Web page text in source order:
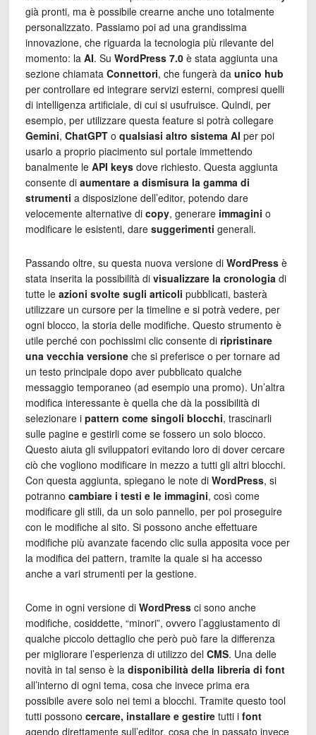
già pronti, ma è possibile crearne anche uno totalmente
personalizzato. Passiamo poi ad una grandissima
innovazione, che riguarda la tecnologia più rilevante del
momento: la AI. Su WordPress 7.0è stata aggiunta una
sezione chiamata Connettori, che fungerà da unico hub
per controllare ed integrare servizi esterni, compresi quelli
di intelligenza artificiale, di cui si usufruisce. Quindi, per
esempio, per utilizzare questa feature si potrà collegare
Gemini, ChatGPTo qualsiasi altro sistema AI per poi
usarlo a proprio piacimento sul portale immettendo
banalmente le API keysdove richiesto. Questa aggiunta
consente di aumentare a dismisura la gamma di
strumenti a disposizione dell’editor, potendo dare
velocemente alternative di copy, generare immagini o
modificare le esistenti, dare suggerimenti generali.
Passando oltre, su questa nuova versione di WordPressè
stata inserita la possibilità di visualizzare la cronologia di
tutte le azioni svolte sugli articoli pubblicati, basterà
utilizzare un cursore per la timeline e si potrà vedere, per
ogni blocco, la storia delle modifiche. Questo strumento è
utile perché con pochissimi clic consente di ripristinare
una vecchia versioneche si preferisce o per tornare ad
un testo principale dopo aver pubblicato qualche
messaggio temporaneo (ad esempio una promo). Un’altra
modifica interessante è quella che dà la possibilità di
selezionare i pattern come singoli blocchi, trascinarli
sulle pagine e gestirli come se fossero un solo blocco.
Questo aiuta gli sviluppatori evitando loro di dover cercare
ciò che vogliono modificare in mezzo a tutti gli altri blocchi.
Con questa aggiunta, spiegano le note di WordPress, si
potranno cambiare i testi e le immagini, così come
modificare gli stili, da un solo pannello, per poi proseguire
con le modifiche al sito. Si possono anche effettuare
modifiche più avanzate facendo clic sulla apposita voce per
la modifica dei pattern, tramite la quale si ha accesso
anche a vari strumenti per la gestione.
Come in ogni versione di WordPressci sono anche
modifiche, cosiddette, “minori”, ovvero l’aggiustamento di
qualche piccolo dettaglio che però può fare la differenza
per migliorare l’esperienza di utilizzo del CMS. Una delle
novità in tal senso è la disponibilità della libreria di font
all’interno di ogni tema, cosa che invece prima era
possibile avere solo nei temi a blocchi. Tramite questo tool
tutti possono cercare, installare e gestiretutti i font
agendo direttamente sull’editor, cosa che in passato invece